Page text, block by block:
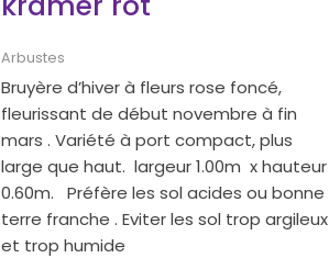
Arbustes
Bruyère d’hiver à fleurs rose foncé,
fleurissant de début novembre à fin
mars . Variété à port compact, plus
large que haut. largeur 1.00m x hauteur
0.60m. Préfère les sol acides ou bonne
terre franche . Eviter les sol trop argileux
et trop humide